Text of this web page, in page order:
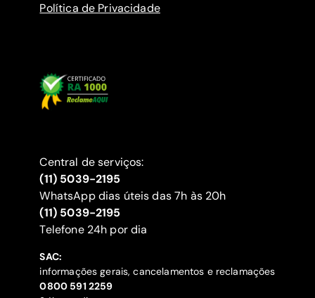
Política de Privacidade
Central de serviços:
(11) 5039-2195
WhatsApp dias úteis das 7h às 20h
(11) 5039-2195
‍Telefone 24h por dia
SAC:
informações gerais, cancelamentos e reclamações
‍0800 591 2259